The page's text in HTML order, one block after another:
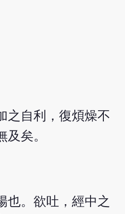
之自利，復煩燥不
矣。
也。欲吐，經中之